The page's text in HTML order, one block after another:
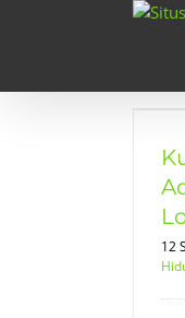
12